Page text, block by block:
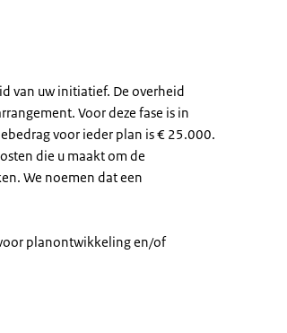
van uw initiatief. De overheid
Voor deze fase is in
voor ieder plan is € 25.000.
die u maakt om de
We noemen dat een
planontwikkeling en/of